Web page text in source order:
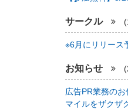
サークル
※6月にリリース
お知らせ
広告PR業務のお
マイルをザクザ